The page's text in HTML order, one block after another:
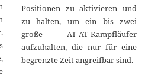
1
Positionen zu aktivieren und
zu halten, um ein bis zwei
große AT-AT-Kampfläufer
aufzuhalten, die nur für eine
begrenzte Zeit angreifbar sind.